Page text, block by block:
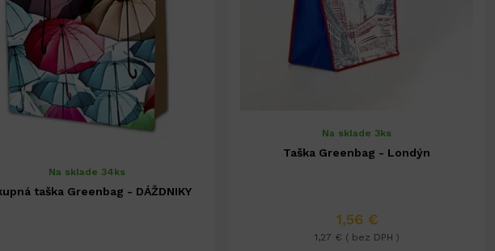
Na sklade 34ks
taška Greenbag - DÁŽDNIKY
Na sklade 3ks
Taška Greenbag - Londýn
1,56 €
1,27 € ( bez DPH )